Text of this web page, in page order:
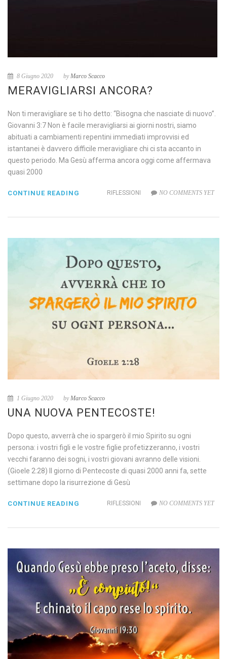
8 Giugno 2020 byMarco Scacco
MERAVIGLIARSI ANCORA?
Non ti meravigliare se ti ho detto: “Bisogna che nasciate di nuovo”.
Giovanni 3:7 Non è facile meravigliarsi ai giorni nostri, siamo
abituati a cambiamenti repentini immediati improvvisi ed
istantanei è davvero difficile meravigliare chi ci sta accanto in
questo periodo. Ma Gesù afferma ancora oggi come affermava
quasi 2000
RIFLESSIONI NO COMMENTS YET
CONTINUE READING
1 Giugno 2020 byMarco Scacco
UNA NUOVA PENTECOSTE!
Dopo questo, avverrà che io spargerò il mio Spirito su ogni
persona: i vostri figli e le vostre figlie profetizzeranno, i vostri
vecchi faranno dei sogni, i vostri giovani avranno delle visioni.
(Gioele 2:28) Il giorno di Pentecoste di quasi 2000 anni fa, sette
settimane dopo la risurrezione di Gesù
RIFLESSIONI NO COMMENTS YET
CONTINUE READING